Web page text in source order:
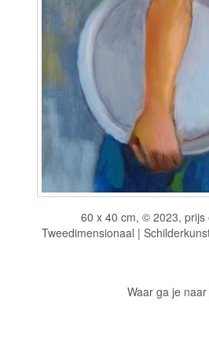
60 x 40 cm, © 2023, prijs
Tweedimensionaal |
Waar ga je